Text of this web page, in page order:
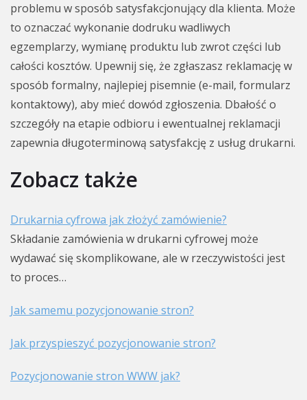
problemu w sposób satysfakcjonujący dla klienta. Może
to oznaczać wykonanie dodruku wadliwych
egzemplarzy, wymianę produktu lub zwrot części lub
całości kosztów. Upewnij się, że zgłaszasz reklamację w
sposób formalny, najlepiej pisemnie (e-mail, formularz
kontaktowy), aby mieć dowód zgłoszenia. Dbałość o
szczegóły na etapie odbioru i ewentualnej reklamacji
zapewnia długoterminową satysfakcję z usług drukarni.
Zobacz także
Drukarnia cyfrowa jak złożyć zamówienie?
Składanie zamówienia w drukarni cyfrowej może
wydawać się skomplikowane, ale w rzeczywistości jest
to proces…
Jak samemu pozycjonowanie stron?
Jak przyspieszyć pozycjonowanie stron?
Pozycjonowanie stron WWW jak?